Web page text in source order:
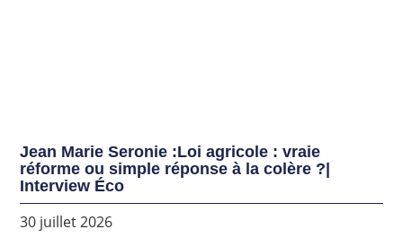
Jean Marie Seronie :Loi agricole : vraie
réforme ou simple réponse à la colère ?|
Interview Éco
30 juillet 2026